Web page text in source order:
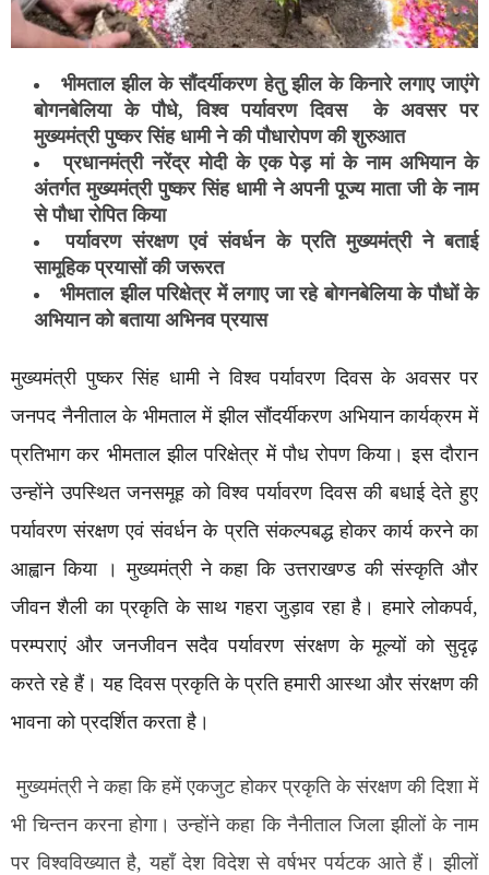
भीमताल झील के सौंदर्यीकरण हेतु झील के किनारे लगाए जाएंगे
बोगनबेलिया के पौधे, विश्व पर्यावरण दिवस के अवसर पर
मुख्यमंत्री पुष्कर सिंह धामी ने की पौधारोपण की शुरुआत
प्रधानमंत्री नरेंद्र मोदी के एक पेड़ मां के नाम अभियान के
अंतर्गत मुख्यमंत्री पुष्कर सिंह धामी ने अपनी पूज्य माता जी के नाम
से पौधा रोपित किया
पर्यावरण संरक्षण एवं संवर्धन के प्रति मुख्यमंत्री ने बताई
सामूहिक प्रयासों की जरूरत
भीमताल झील परिक्षेत्र में लगाए जा रहे बोगनबेलिया के पौधों के
अभियान को बताया अभिनव प्रयास
मुख्यमंत्री पुष्कर सिंह धामी ने विश्व पर्यावरण दिवस के अवसर पर
जनपद नैनीताल के भीमताल में झील सौंदर्यीकरण अभियान कार्यक्रम में
प्रतिभाग कर भीमताल झील परिक्षेत्र में पौध रोपण किया। इस दौरान
उन्होंने उपस्थित जनसमूह को विश्व पर्यावरण दिवस की बधाई देते हुए
पर्यावरण संरक्षण एवं संवर्धन के प्रति संकल्पबद्ध होकर कार्य करने का
आह्वान किया । मुख्यमंत्री ने कहा कि उत्तराखण्ड की संस्कृति और
जीवन शैली का प्रकृति के साथ गहरा जुड़ाव रहा है। हमारे लोकपर्व,
परम्पराएं और जनजीवन सदैव पर्यावरण संरक्षण के मूल्यों को सुदृढ़
करते रहे हैं। यह दिवस प्रकृति के प्रति हमारी आस्था और संरक्षण की
भावना को प्रदर्शित करता है।
मुख्यमंत्री ने कहा कि हमें एकजुट होकर प्रकृति के संरक्षण की दिशा में
भी चिन्तन करना होगा। उन्होंने कहा कि नैनीताल जिला झीलों के नाम
पर विश्वविख्यात है, यहॉं देश विदेश से वर्षभर पर्यटक आते हैं। झीलों